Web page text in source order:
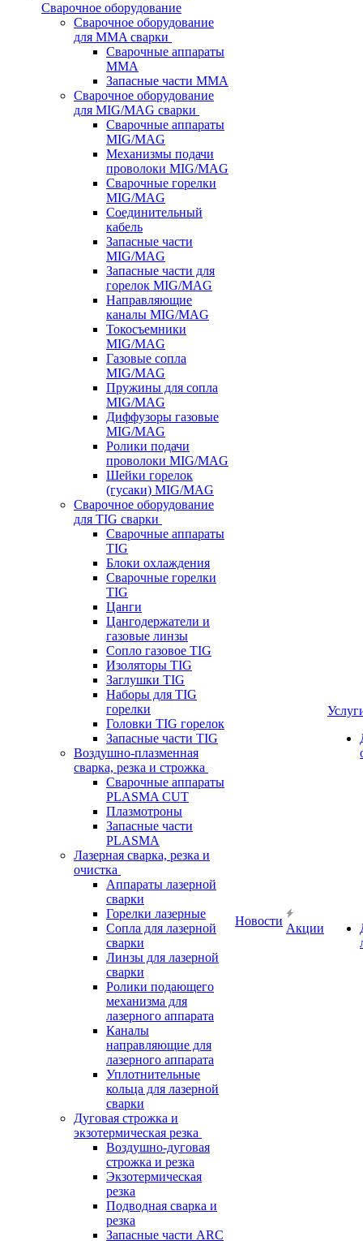
Сварочное оборудование
Сварочное оборудование
для MMA сварки
Сварочные аппараты
MMA
Запасные части MMA
Сварочное оборудование
для MIG/MAG сварки
Сварочные аппараты
MIG/MAG
Механизмы подачи
проволоки MIG/MAG
Сварочные горелки
MIG/MAG
Соединительный
кабель
Запасные части
MIG/MAG
Запасные части для
горелок MIG/MAG
Направляющие
каналы MIG/MAG
Токосъемники
MIG/MAG
Газовые сопла
MIG/MAG
Пружины для сопла
MIG/MAG
Диффузоры газовые
MIG/MAG
Ролики подачи
проволоки MIG/MAG
Шейки горелок
(гусаки) MIG/MAG
Сварочное оборудование
для TIG сварки
Сварочные аппараты
TIG
Блоки охлаждения
Сварочные горелки
TIG
Цанги
Цангодержатели и
газовые линзы
Сопло газовое TIG
Изоляторы TIG
Заглушки TIG
Наборы для TIG
горелки
Головки TIG горелок
Запасные части TIG
Воздушно-плазменная
сварка, резка и строжка
Сварочные аппараты
PLASMA CUT
Плазмотроны
Запасные части
PLASMA
Лазерная сварка, резка и
очистка
Аппараты лазерной
сварки
Горелки лазерные
Сопла для лазерной
сварки
Линзы для лазерной
сварки
Ролики подающего
механизма для
лазерного аппарата
Каналы
направляющие для
лазерного аппарата
Уплотнительные
кольца для лазерной
сварки
Дуговая строжка и
экзотермическая резка
Воздушно-дуговая
строжка и резка
Экзотермическая
резка
Подводная сварка и
резка
Запасные части ARC
Новости
Акции